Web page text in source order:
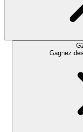
Gagnez